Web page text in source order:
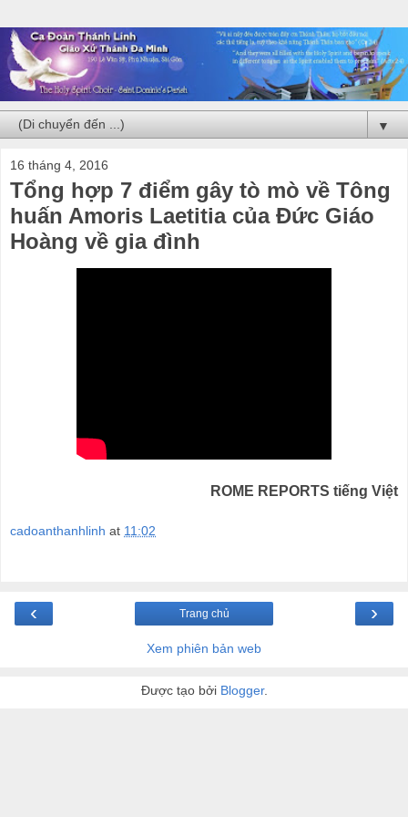
▼
16 tháng 4, 2016
Tổng hợp 7 điểm gây tò mò về Tông
huấn Amoris Laetitia của Đức Giáo
Hoàng về gia đình
ROME REPORTS tiếng Việt
cadoanthanhlinh at 11:02
‹ ›
Trang chủ
Xem phiên bản web
Được tạo bởi Blogger.